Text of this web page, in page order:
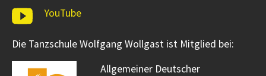
YouTube
Die Tanzschule Wolfgang Wollgast ist Mitglied bei:
Allgemeiner Deutscher